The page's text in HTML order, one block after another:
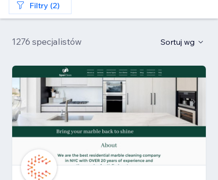
Filtry (2)
1276 specjalistów Sortuj wg